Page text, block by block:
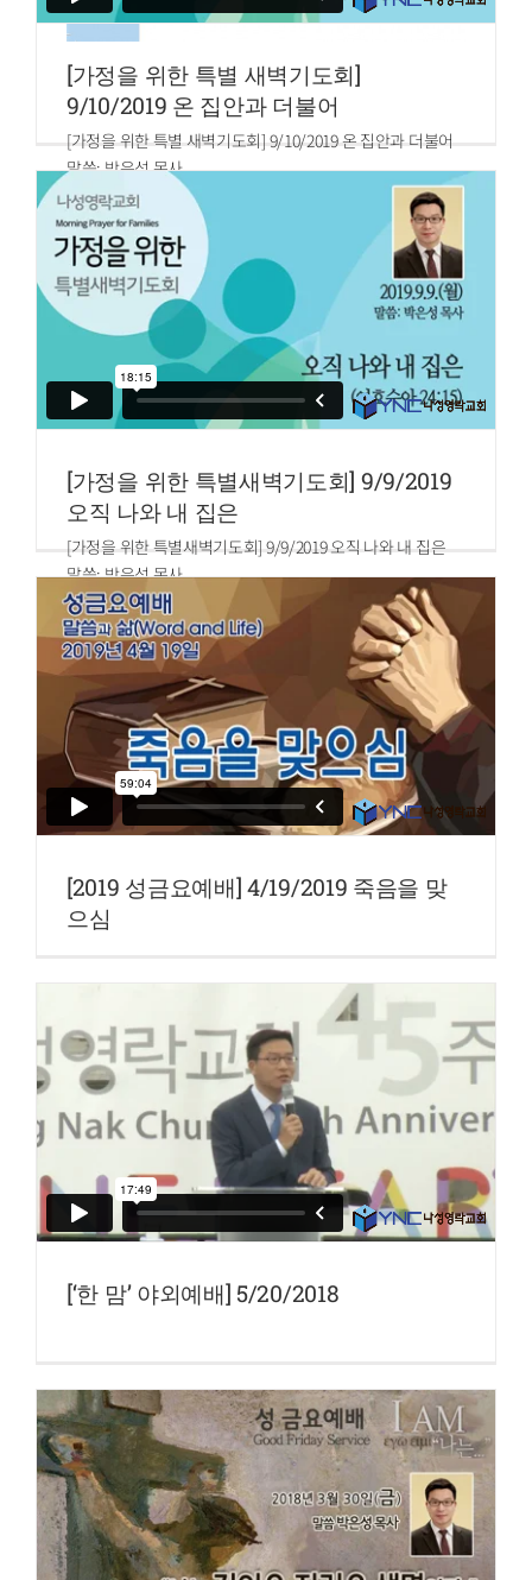
[가정을 위한 특별 새벽기도회]
9/10/2019 온 집안과 더불어
[가정을 위한 특별 새벽기도회] 9/10/2019 온 집안과 더불어
말씀: 박은성 목사
본문: 사도행전 10:1~2
[가정을 위한 특별새벽기도회] 9/9/2019
오직 나와 내 집은
[가정을 위한 특별새벽기도회] 9/9/2019 오직 나와 내 집은
말씀: 박은성 목사
본문: 여호수아 24:15
[2019 성금요예배] 4/19/2019 죽음을 맞
으심
[‘한 맘’ 야외예배] 5/20/2018